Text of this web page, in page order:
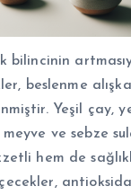
bilincinin
beslenme
Yeşil çay,
meyve ve sebze
hem de